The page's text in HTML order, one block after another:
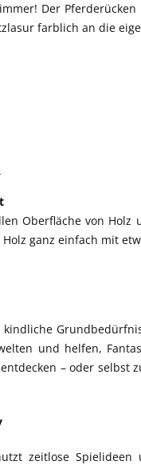
Der
farblich an die
Oberfläche von
ganz einfach mit
und helfen,
– oder selbst
zeitlose